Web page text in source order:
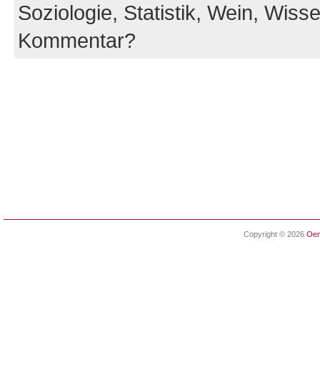
Soziologie, Statistik, Wein,
Kommentar?
Copyright © 2026